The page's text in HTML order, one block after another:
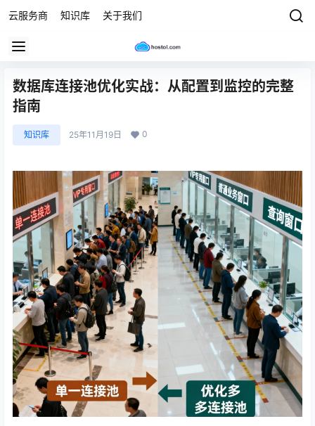
云服务商 知识库 关于我们
数据库连接池优化实战：从配置到监控的完整
指南
知识库 25年11月19日 0